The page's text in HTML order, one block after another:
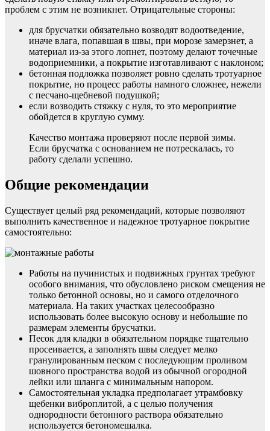
проблем с этим не возникнет. Отрицательные стороны:
для брусчатки обязательно возводят водоотведение,
иначе влага, попавшая в швы, при морозе замерзнет, а
материал из-за этого лопнет, поэтому делают точечные
водоприемники, а покрытие изготавливают с наклоном;
бетонная подложка позволяет ровно сделать тротуарное
покрытие, но процесс работы намного сложнее, нежели
с песчано-щебневой подушкой;
если возводить стяжку с нуля, то это мероприятие
обойдется в круглую сумму.
Качество монтажа проверяют после первой зимы.
Если брусчатка с основанием не потрескалась, то
работу сделали успешно.
Общие рекомендации
Существует целый ряд рекомендаций, которые позволяют
выполнить качественное и надежное тротуарное покрытие
самостоятельно:
Работы на пучинистых и подвижных грунтах требуют
особого внимания, что обусловлено риском смещения не
только бетонной основы, но и самого отделочного
материала. На таких участках целесообразно
использовать более высокую основу и небольшие по
размерам элементы брусчатки.
Песок для кладки в обязательном порядке тщательно
просеивается, а заполнять швы следует мелко
гранулированным песком с последующим проливом
шовного пространства водой из обычной огородной
лейки или шланга с минимальным напором.
Самостоятельная укладка предполагает утрамбовку
щебенки виброплитой, а с целью получения
однородности бетонного раствора обязательно
используется бетономешалка.